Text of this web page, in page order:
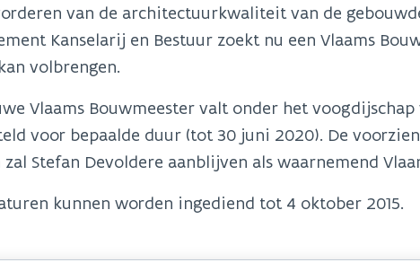
van de architectuurkwaliteit van de
Kanselarij en Bestuur zoekt nu een Vlaams
volbrengen.
Vlaams Bouwmeester valt onder het
voor bepaalde duur (tot 30 juni 2020). De
zal Stefan Devoldere aanblijven als waarnemend
kunnen worden ingediend tot 4 oktober 2015.